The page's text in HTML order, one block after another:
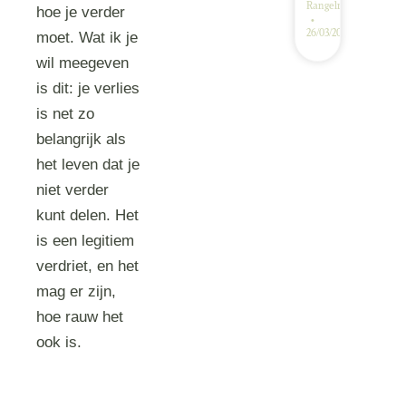
hoe je verder
moet. Wat ik je
wil meegeven
is dit: je verlies
is net zo
belangrijk als
het leven dat je
niet verder
kunt delen. Het
is een legitiem
verdriet, en het
mag er zijn,
hoe rauw het
ook is.
Rangelrooij
26/03/2026